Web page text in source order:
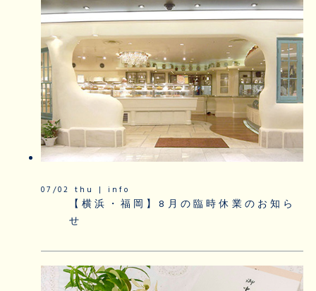
07/02 thu | info
【横浜・福岡】8月の臨時休業のお知ら
せ